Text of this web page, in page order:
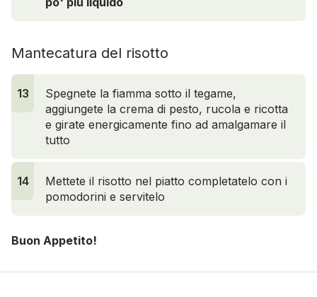
Mantecatura del risotto
13
Spegnete la fiamma sotto il tegame,
aggiungete la crema di pesto, rucola e ricotta
e girate energicamente fino ad amalgamare il
tutto
14
Mettete il risotto nel piatto completatelo con i
pomodorini e servitelo
Buon Appetito!